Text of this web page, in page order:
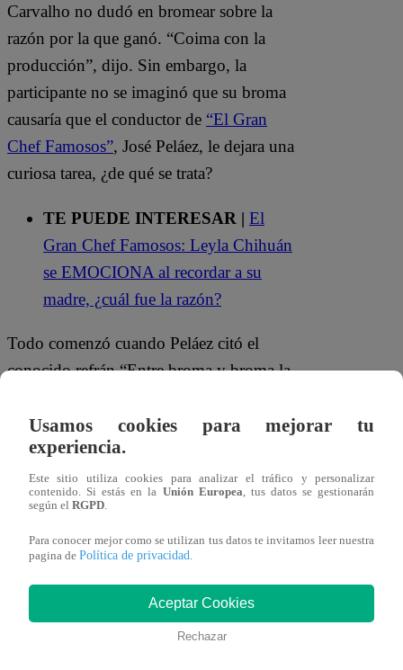
Carvalho no dudó en bromear sobre la
razón por la que ganó. “Coima con la
producción”, dijo. Sin embargo, la
participante no se imaginó que su broma
causaría que el conductor de “El Gran
Chef Famosos”, José Peláez, le dejara una
curiosa tarea, ¿de qué se trata?
TE PUEDE INTERESAR | El
Gran Chef Famosos: Leyla Chihuán
se EMOCIONA al recordar a su
madre, ¿cuál fue la razón?
Todo comenzó cuando Peláez citó el
conocido refrán “Entre broma y broma la
Brenda decir que Jose ganó el reto por
‘coimear’. Aunque la frase es muy
conocida, Brenda aseguró no saber ni un
solo refrán, lo que dejó muy sorprendido
al conductor, quien no dudó en dejarle un
divertido reto.”Para mañana si vienes
aquí a la Noche de Eliminación tienes
que traerme un refrán”, manifestó.
Usamos cookies para mejorar tu
experiencia.
Este sitio utiliza cookies para analizar el tráfico y personalizar
contenido. Si estás en la Unión Europea, tus datos se gestionarán
según el RGPD.
Para conocer mejor como se utilizan tus datos te invitamos leer nuestra
pagina de Política de privacidad.
Aceptar Cookies
Rechazar